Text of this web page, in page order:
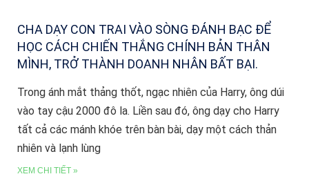
CHA DẠY CON TRAI VÀO SÒNG ĐÁNH BẠC ĐỂ
HỌC CÁCH CHIẾN THẮNG CHÍNH BẢN THÂN
MÌNH, TRỞ THÀNH DOANH NHÂN BẤT BẠI.
Trong ánh mắt thảng thốt, ngạc nhiên của Harry, ông dúi
vào tay cậu 2000 đô la. Liền sau đó, ông dạy cho Harry
tất cả các mánh khóe trên bàn bài, dạy một cách thản
nhiên và lạnh lùng
XEM CHI TIẾT »